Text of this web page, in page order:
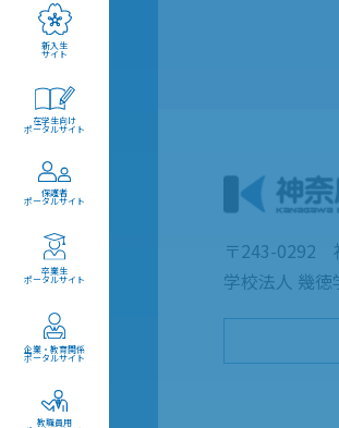
新入生
サイト
在学生向け
ポータルサイト
保護者
ポータルサイト
卒業生
ポータルサイト
企業・教育関係
ポータルサイト
教職員用
〒243-0292
学校法人 幾